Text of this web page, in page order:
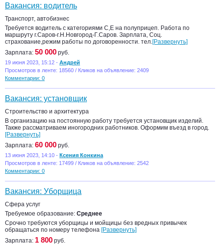
Вакансия: водитель
Транспорт, автобизнес
Требуется водитель с категориями С,Е на полуприцеп. Работа по
маршруту г.Саров-г.Н.Новгород-Г.Саров. Зарплата, Соц.
страхование,режим работы по договоренности. тел.[Развернуть]
Зарплата: 50 000 руб.
19 июня 2023, 15:12 - Андрей
Просмотров в ленте: 18560 / Кликов на объявление: 2409
Комментарии: 0
Вакансия: установщик
Строительство и архитектура
В организацию на постоянную работу требуется установщик изделий.
Также рассматриваем иногородних работников. Оформим въезд в город.
[Развернуть]
Зарплата: 60 000 руб.
13 июня 2023, 14:10 - Ксения Конкина
Просмотров в ленте: 17499 / Кликов на объявление: 2542
Комментарии: 0
Вакансия: Уборщица
Сфера услуг
Требуемое образование: Среднее
Срочно требуются уборщицы и мойщицы без вредных привычек
обращаться по номеру телефона [Развернуть]
Зарплата: 1 800 руб.